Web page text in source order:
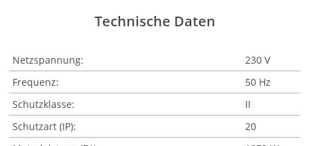
Technische Daten
Netzspannung:
230 V
Frequenz:
50 Hz
Schutzklasse:
II
Schutzart (IP):
20